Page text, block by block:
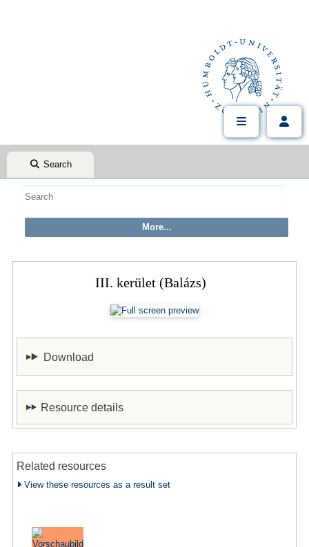
Search
III. kerület (Balázs)
Download
Resource details
Related resources
View these resources as a result set